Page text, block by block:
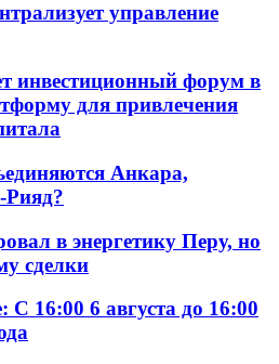
управление
инвестиционный форум в
для привлечения
Анкара,
в энергетику Перу, но
сделки
С 16:00 6 августа до 16:00